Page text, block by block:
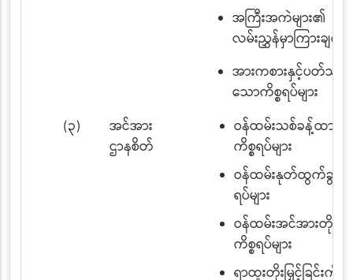
အကြီးအကဲများ၏ ခ
လမ်းညွှန်မှာကြားချက်မ
အားကစားနှင့်ပတ်သက်
သောကိစ္စရပ်များ
(၃)
အင်အား
ဌာနစိတ်
ဝန်ထမ်းသစ်ခန့်ထားခြ
ကိစ္စရပ်များ
ဝန်ထမ်းနုတ်ထွက်ခွင့်
ရပ်များ
ဝန်ထမ်းအင်အားတိုး/လ
ကိစ္စရပ်များ
ရာထူးတိုးမြှင့်ခြင်းကိစ္စ